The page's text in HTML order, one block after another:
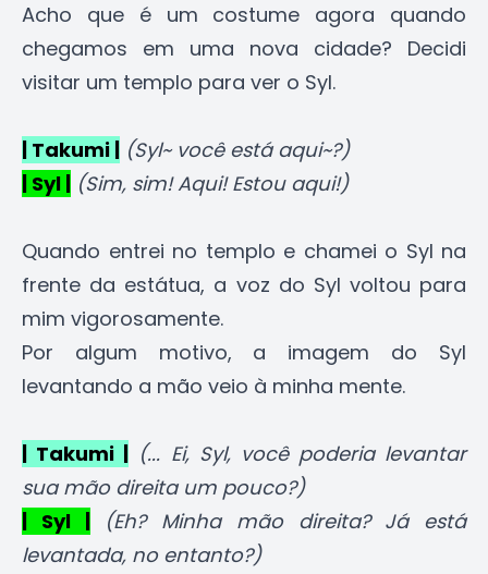
Acho que é um costume agora quando
chegamos em uma nova cidade? Decidi
visitar um templo para ver o Syl.
| Takumi | (Syl~ você está aqui~?)
| Syl | (Sim, sim! Aqui! Estou aqui!)
Quando entrei no templo e chamei o Syl na
frente da estátua, a voz do Syl voltou para
mim vigorosamente.
Por algum motivo, a imagem do Syl
levantando a mão veio à minha mente.
| Takumi | (... Ei, Syl, você poderia levantar
sua mão direita um pouco?)
| Syl |
(Eh? Minha mão direita? Já está
levantada, no entanto?)